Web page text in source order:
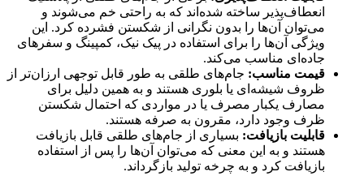
انعطاف‌پذیر ساخته شده‌اند که به راحتی خم می‌شوند و
می‌توان آن‌ها را بدون نگرانی از شکستن فشرده کرد. این
ویژگی آن‌ها را برای استفاده در پیک نیک، کمپینگ و سفرهای
جاده‌ای مناسب می‌کند.
قیمت مناسب: جام‌های طلقی به طور قابل توجهی ارزان‌تر از
ظروف شیشه‌ای یا بلوری هستند و به همین دلیل برای
مصارف یکبار مصرف یا در مواردی که احتمال شکستن
ظرف وجود دارد، مقرون به صرفه هستند.
قابلیت بازیافت: بسیاری از جام‌های طلقی قابل بازیافت
هستند و به این معنی که می‌توان آن‌ها را پس از استفاده
بازیافت کرد و به چرخه تولید بازگرداند.